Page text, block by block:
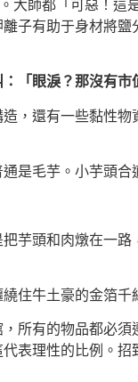
師都「可惡！
子有助于身材將鹽
「眼淚？那沒有
，還有一些黏性
是毛芋。小芋頭
芋頭和肉燉在一
住牛土豪的金箔千
所有的物品都必
表理性的比例。